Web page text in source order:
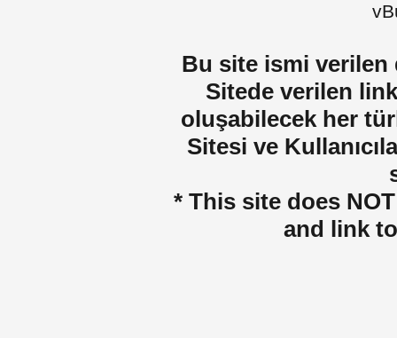
Bu site ismi verilen
Sitede verilen
oluşabilecek her
Sitesi ve
* This site does
and link